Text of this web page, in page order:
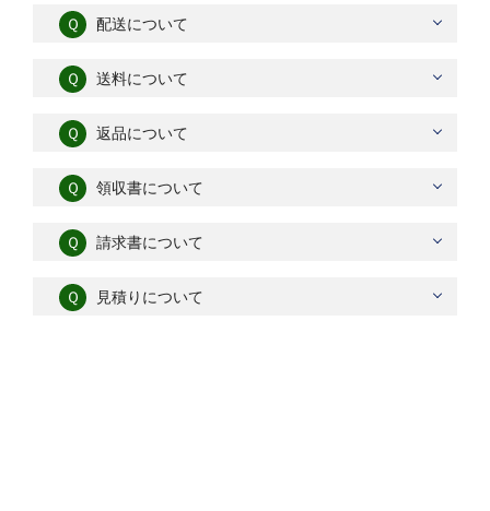
Ｑ 配送について
Ｑ 送料について
Ｑ 返品について
Ｑ 領収書について
Ｑ 請求書について
Ｑ 見積りについて